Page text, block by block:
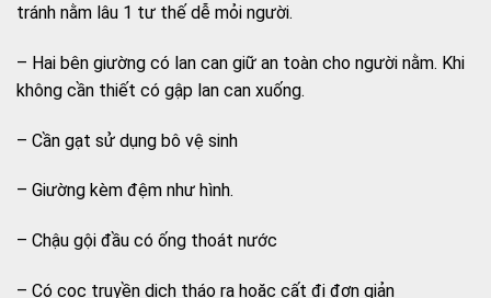
tránh nằm lâu 1 tư thế dễ mỏi người.
– Hai bên giường có lan can giữ an toàn cho người nằm. Khi
không cần thiết có gập lan can xuống.
– Cần gạt sử dụng bô vệ sinh
– Giường kèm đệm như hình.
– Chậu gội đầu có ống thoát nước
– Có cọc truyền dịch tháo ra hoặc cất đi đơn giản